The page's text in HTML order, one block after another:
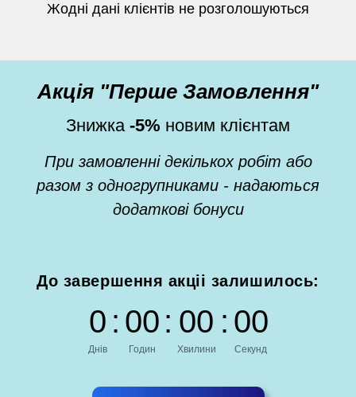
Жодні дані клієнтів не розголошуються
Акція "Перше Замовлення"
Знижка -5% новим клієнтам
При замовленні декількох робіт або
разом з одногрупниками - надаються
додаткові бонуси
До завершення акціі залишилось:
0
Днів
: 00
Годин
: 00
Хвилини
: 00
Секунд